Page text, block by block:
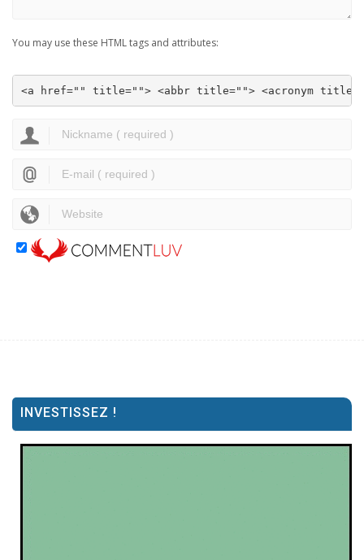
You may use these HTML tags and attributes:
<a href="" title=""> <abbr title=""> <acronym
INVESTISSEZ !